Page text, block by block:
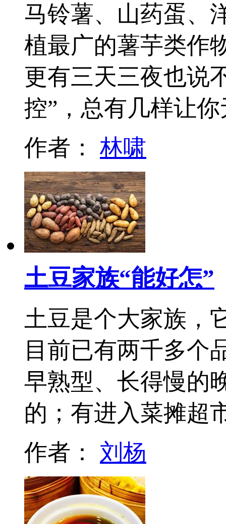
马铃薯、山药蛋
植最广的薯芋类作
更有三天三夜也说
控”，总有几样让
作者： 林啸
土豆家族“能好怎”
土豆是个大家族，
目前已有两千多个
早熟型、长得慢的
的；有进入菜摊
作者： 刘杨